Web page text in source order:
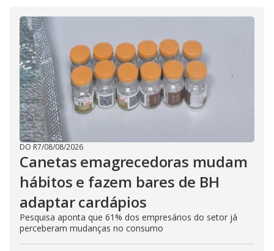
DO R7/08/08/2026
Canetas emagrecedoras mudam
hábitos e fazem bares de BH
adaptar cardápios
Pesquisa aponta que 61% dos empresários do setor já
perceberam mudanças no consumo